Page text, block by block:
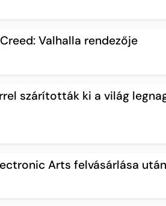
Valhalla rendezője
szárították ki a világ
Arts felvásárlása után